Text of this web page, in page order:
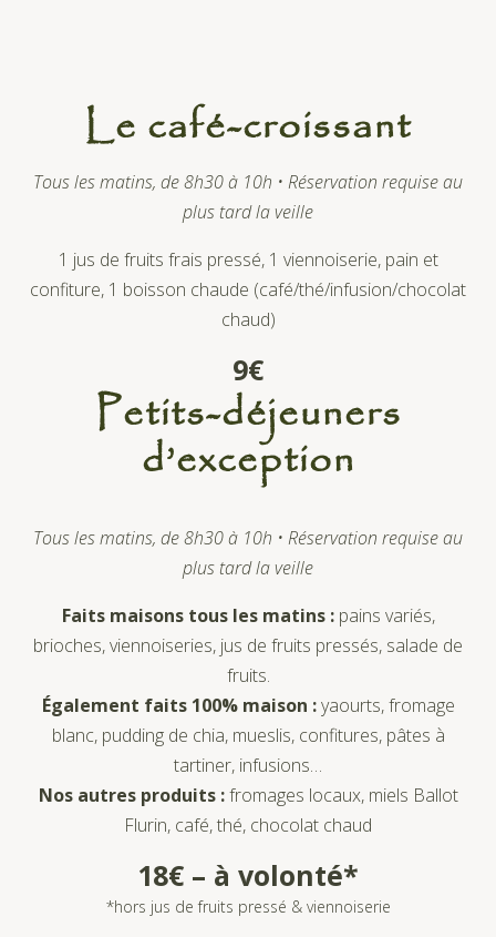
Le café-croissant
Tous les matins, de 8h30 à 10h • Réservation requise au
plus tard la veille
1 jus de fruits frais pressé, 1 viennoiserie, pain et
confiture, 1 boisson chaude (café/thé/infusion/chocolat
chaud)
9€
Petits-déjeuners
d’exception
Tous les matins, de 8h30 à 10h • Réservation requise au
plus tard la veille
Faits maisons tous les matins :pains variés,
brioches, viennoiseries, jus de fruits pressés, salade de
fruits.
Également faits 100% maison :yaourts, fromage
blanc, pudding de chia, mueslis, confitures, pâtes à
tartiner, infusions…
Nos autres produits :fromages locaux, miels Ballot
Flurin, café, thé, chocolat chaud
18€ – à volonté*
*hors jus de fruits pressé & viennoiserie